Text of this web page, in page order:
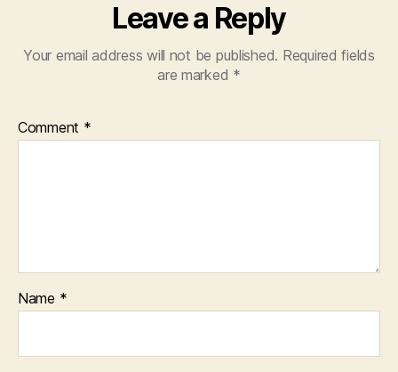
Leave a Reply
Your email address will not be published. Required fields
are marked *
Comment *
Name *